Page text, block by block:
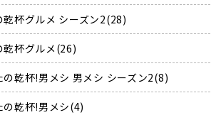
乾杯グルメ シーズン2(28)
乾杯グルメ(26)
の乾杯!男メシ 男メシ シーズン2(8)
の乾杯!男メシ(4)